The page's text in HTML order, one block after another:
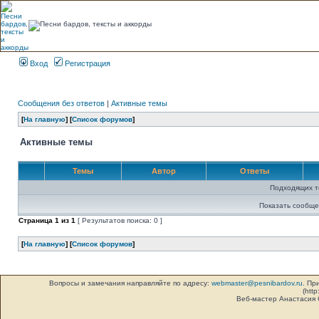
Вход Регистрация
Сообщения без ответов | Активные темы
[На главную] [Список форумов]
Активные темы
Темы Автор Ответы
Подходящих
Показать
Страница 1 из 1 [ Результатов поиска: 0 ]
[На главную] [Список форумов]
Вопросы и замечания направляйте по адресу: webmaster@pesnibardov.ru .
Веб-мастер